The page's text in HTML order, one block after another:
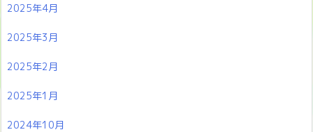
2025年4月
2025年3月
2025年2月
2025年1月
2024年10月